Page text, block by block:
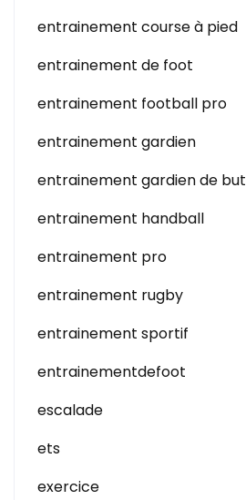
entrainement course à pied
entrainement de foot
entrainement football pro
entrainement gardien
entrainement gardien de but
entrainement handball
entrainement pro
entrainement rugby
entrainement sportif
entrainementdefoot
escalade
ets
exercice